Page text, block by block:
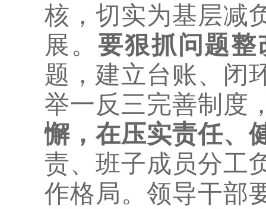
核，切实为基层减
展。 要狠抓问题整
题，建立台账、闭
举一反三完善制度
懈，在压实责任、
责、班子成员分工
作格局。领导干部